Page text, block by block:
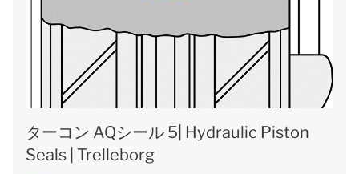
ターコン AQシール 5| Hydraulic Piston
Seals | Trelleborg